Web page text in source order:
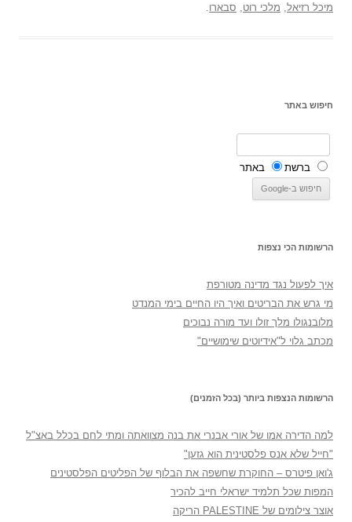
מיכל רזיאל מלכי רוט סבארו
חיפוש באתר
ברשת באתר
הרשומות הכי נצפות
איך לפעול נגד מדינה מטורפת
מי גרש את הבריטים ואיך היו החיים בימי המנדט
מלובנגולו מלך זולו ועד מורה נבוכים
מכתב גלוי ל"אידיוטים שימושיים"
הרשומות הנצפות ביותר (בכל הזמנים)
למה הדירה אמו של אורי אבנרי את בנה מצוואתה ומתי לחם בכלל באצ"ל
"חייל שלא אנס פלסטינית הוא גזען"
ג'ואן פיטרס – החוקרת שחשפה את הבלוף של הפליטים הפלסטינים
המפות שכל תלמיד ישראלי חייב להכיר
אוצר צילומים של PALESTINE הריקה